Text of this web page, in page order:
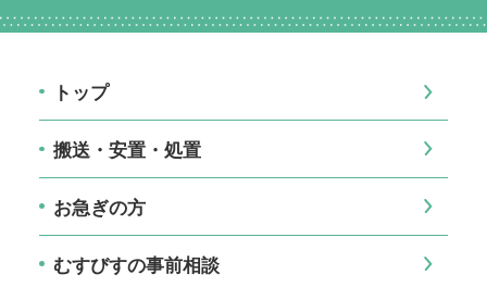
トップ
搬送・安置・処置
お急ぎの方
むすびすの事前相談